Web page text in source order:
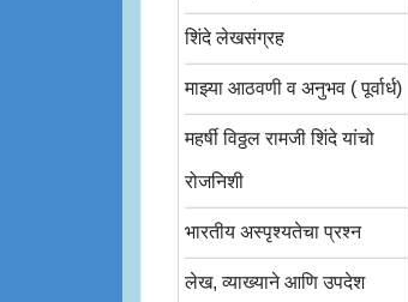
शिंदे लेखसंग्रह
माझ्या आठवणी व अनुभव ( पूर्वार्ध)
महर्षी विठ्ठल रामजी शिंदे यांचो
रोजनिशी
भारतीय अस्पृश्यतेचा प्रश्न
लेख, व्याख्याने आणि उपदेश